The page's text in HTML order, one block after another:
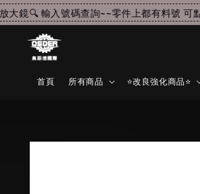
鏡🔍 輸入號碼查詢~~零件上都有料號 可點
首頁 所有商品 ⭐改良強化商品⭐